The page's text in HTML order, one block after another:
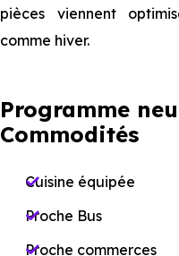
pièces viennent
comme hiver.
Programme
Commodités
Cuisine équipée
Proche Bus
Proche commerces